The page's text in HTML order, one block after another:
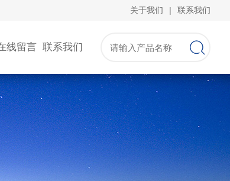
关于我们 | 联系我们
线留言 联系我们